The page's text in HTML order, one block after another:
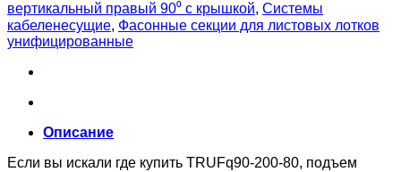
вертикальный правый 90⁰ с крышкой, Системы
кабеленесущие, Фасонные секции для листовых лотков
унифицированные
Описание
Если вы искали где купить TRUFq90-200-80, подъем